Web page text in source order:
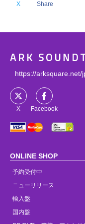
X Share
ARK
https://arksquare.net/
X Facebook
ONLINE SHOP
予約受付中
ニューリリース
輸入盤
国内盤